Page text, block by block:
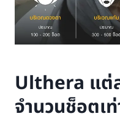
Ulthera แต่
จำนวนช็อตเ